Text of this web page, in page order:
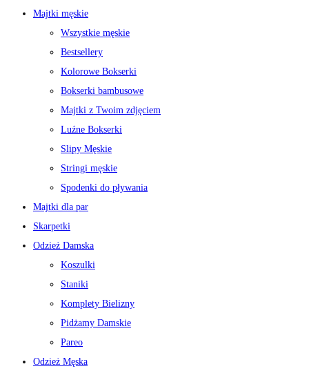
Majtki męskie
Wszystkie męskie
Bestsellery
Kolorowe Bokserki
Bokserki bambusowe
Majtki z Twoim zdjęciem
Luźne Bokserki
Slipy Męskie
Stringi męskie
Spodenki do pływania
Majtki dla par
Skarpetki
Odzież Damska
Koszulki
Staniki
Komplety Bielizny
Pidżamy Damskie
Pareo
Odzież Męska